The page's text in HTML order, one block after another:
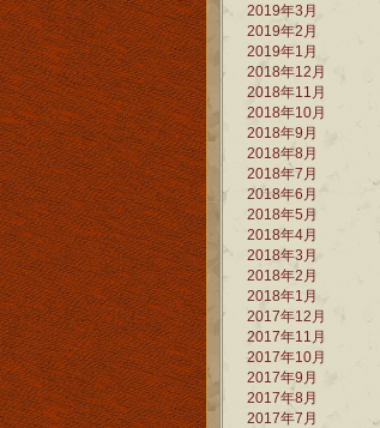
2019年3月
2019年2月
2019年1月
2018年12月
2018年11月
2018年10月
2018年9月
2018年8月
2018年7月
2018年6月
2018年5月
2018年4月
2018年3月
2018年2月
2018年1月
2017年12月
2017年11月
2017年10月
2017年9月
2017年8月
2017年7月